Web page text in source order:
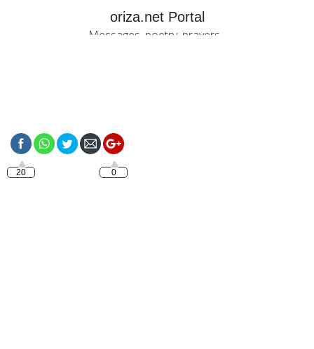
oriza.net Portal
Messages, poetry, prayers...
20 0
amour